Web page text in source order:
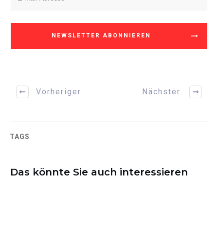
NEWSLETTER ABONNIEREN
Vorheriger Nächster
TAGS
Das könnte Sie auch interessieren